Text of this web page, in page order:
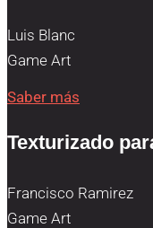
Luis Blanc
Game Art
Saber más
Texturizado
Francisco Ramirez
Game Art